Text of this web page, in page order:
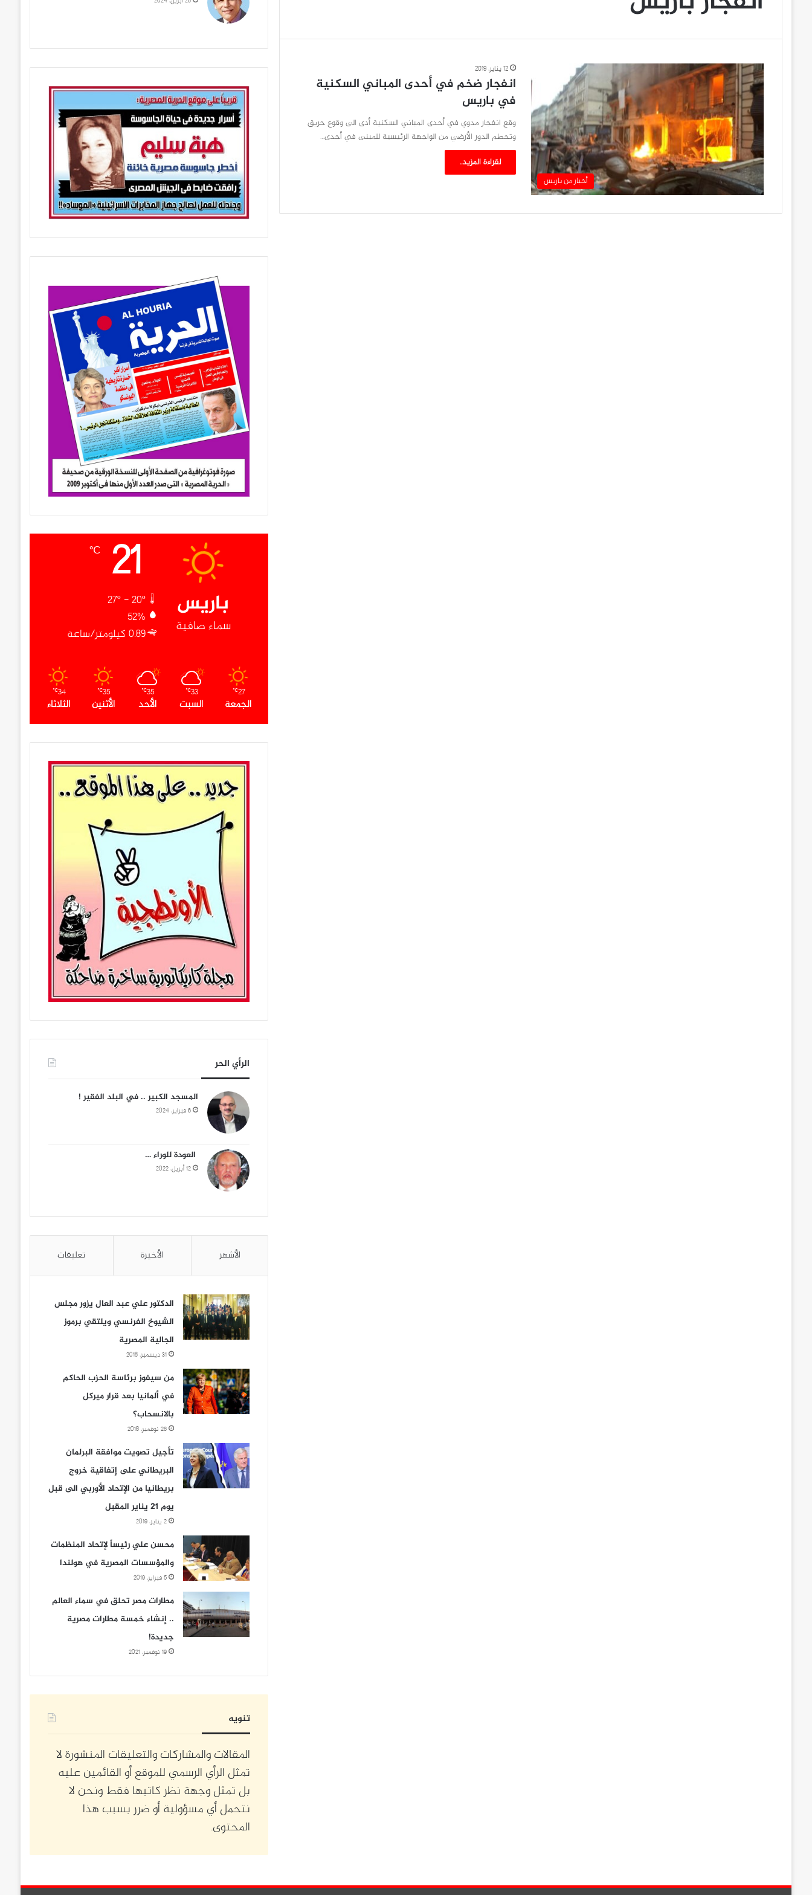
أخبار من باريس
12 يناير، 2019
انفجار ضخم في أحدى المباني السكنية
في باريس
وقع انفجار مدوي في أحدى المباني السكنية أدى الى وقوع حريق
وتحطم الدور الأرضي من الواجهة الرئيسية للمبنى في أحدى…
لقراءة المزيد..
باريس
سماء صافية
21
℃
27º - 20º
52%
0.89 كيلومتر/ساعة
27
℃
الجمعة
33
℃
السبت
35
℃
الأحد
35
℃
الأثنين
34
℃
الثلاثاء
الرأي الحر
المسجد الكبير .. في البلد الفقير !
6 فبراير، 2024
العودة للوراء …
12 أبريل، 2022
الأشهر الأخيرة تعليقات
الدكتور علي عبد العال يزور مجلس
الشيوخ الفرنسي ويلتقي برموز
الجالية المصرية
31 ديسمبر، 2018
من سيفوز برئاسة الحزب الحاكم
في ألمانيا بعد قرار ميركل
بالانسحاب؟
26 نوفمبر، 2018
تأجيل تصويت موافقة البرلمان
البريطاني على إتفاقية خروج
بريطانيا من الإتحاد الأوربي الى قبل
يوم 21 يناير المقبل
2 يناير، 2019
محسن علي رئيساً لإتحاد المنظمات
والمؤسسات المصرية في هولندا
5 فبراير، 2019
مطارات مصر تحلق في سماء العالم
.. إنشاء خمسة مطارات مصرية
جديدة!
19 نوفمبر، 2021
تنويه
المقالات والمشاركات والتعليقات المنشورة لا
تمثل الرأي الرسمي للموقع أو القائمين عليه
بل تمثل وجهة نظر كاتبها فقط ونحن لا
نتحمل أي مسؤولية أو ضرر بسبب هذا
المحتوى.